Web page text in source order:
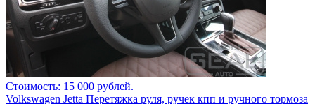
Стоимость: 15 000 рублей.
Volkswagen Jetta Перетяжка руля, ручек кпп и ручного тормоза